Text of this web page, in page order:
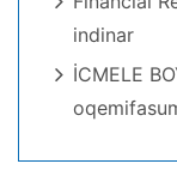
indinar
İCMELE